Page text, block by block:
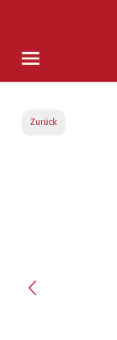
Zurück